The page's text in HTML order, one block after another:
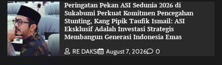
Peringatan Pekan ASI Sedunia 2026 di
Sukabumi Perkuat Komitmen Pencegahan
Stunting, Kang Pipik Taufik Ismail: ASI
Eksklusif Adalah Investasi Strategis
Membangun Generasi Indonesia Emas
RE DAKSI August 7, 2026 0